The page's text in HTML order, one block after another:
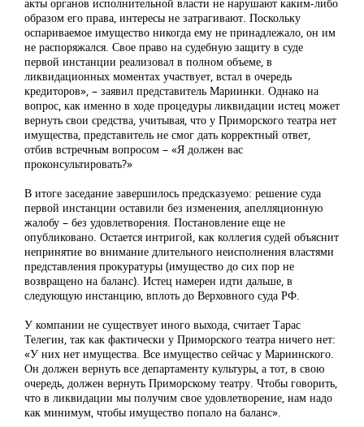
образом его права, интересы не затрагивают. Поскольку
оспариваемое имущество никогда ему не принадлежало, он им
не распоряжался. Свое право на судебную защиту в суде
первой инстанции реализовал в полном объеме, в
ликвидационных моментах участвует, встал в очередь
кредиторов», – заявил представитель Мариинки. Однако на
вопрос, как именно в ходе процедуры ликвидации истец может
вернуть свои средства, учитывая, что у Приморского театра нет
имущества, представитель не смог дать корректный ответ,
отбив встречным вопросом – «Я должен вас
проконсультировать?»
В итоге заседание завершилось предсказуемо: решение суда
первой инстанции оставили без изменения, апелляционную
жалобу – без удовлетворения. Постановление еще не
опубликовано. Остается интригой, как коллегия судей объяснит
непринятие во внимание длительного неисполнения властями
представления прокуратуры (имущество до сих пор не
возвращено на баланс). Истец намерен идти дальше, в
следующую инстанцию, вплоть до Верховного суда РФ.
У компании не существует иного выхода, считает Тарас
Телегин, так как фактически у Приморского театра ничего нет:
«У них нет имущества. Все имущество сейчас у Мариинского.
Он должен вернуть все департаменту культуры, а тот, в свою
очередь, должен вернуть Приморскому театру. Чтобы говорить,
что в ликвидации мы получим свое удовлетворение, нам надо
как минимум, чтобы имущество попало на баланс».